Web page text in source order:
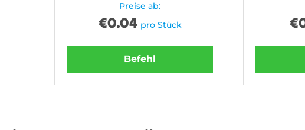
Preise ab:
€0.04 pro Stück
Befehl
€